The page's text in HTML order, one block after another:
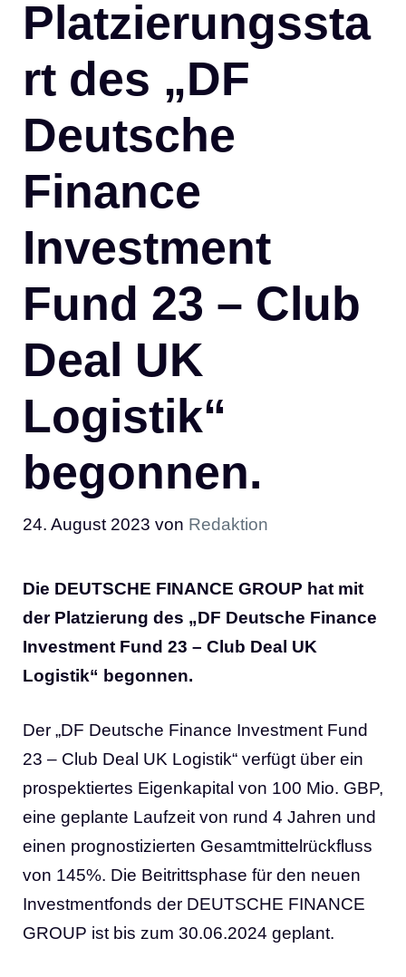
Platzierungssta
rt des „DF
Deutsche
Finance
Investment
Fund 23 – Club
Deal UK
Logistik“
begonnen.
24. August 2023 von Redaktion
Die DEUTSCHE FINANCE GROUP hat mit
der Platzierung des „DF Deutsche Finance
Investment Fund 23 – Club Deal UK
Logistik“ begonnen.
Der „DF Deutsche Finance Investment Fund
23 – Club Deal UK Logistik“ verfügt über ein
prospektiertes Eigenkapital von 100 Mio. GBP,
eine geplante Laufzeit von rund 4 Jahren und
einen prognostizierten Gesamtmittelrückfluss
von 145%. Die Beitrittsphase für den neuen
Investmentfonds der DEUTSCHE FINANCE
GROUP ist bis zum 30.06.2024 geplant.